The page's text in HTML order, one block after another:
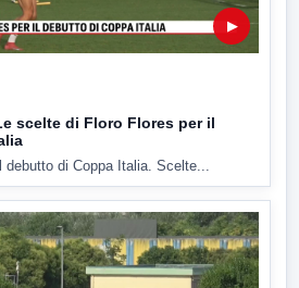
▶
scelte di Floro Flores per il
di Coppa Italia. Scelte...